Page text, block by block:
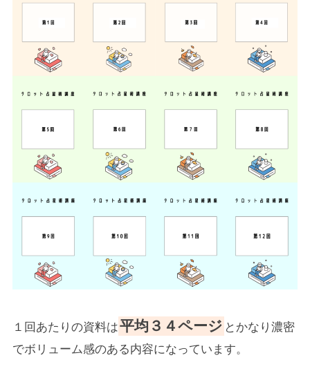
１回あたりの資料は平均３４ページ とかなり濃密
でボリューム感のある内容になっています。